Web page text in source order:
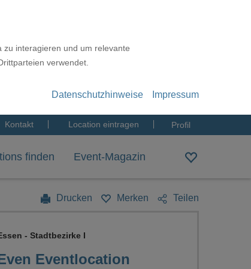
zu interagieren und um relevante
verwendet.
Datenschutzhinweise Impressum
Kontakt Location eintragen Profil
finden Event-Magazin
Drucken Merken Teilen
Eventlocation
- Stadtbezirke I